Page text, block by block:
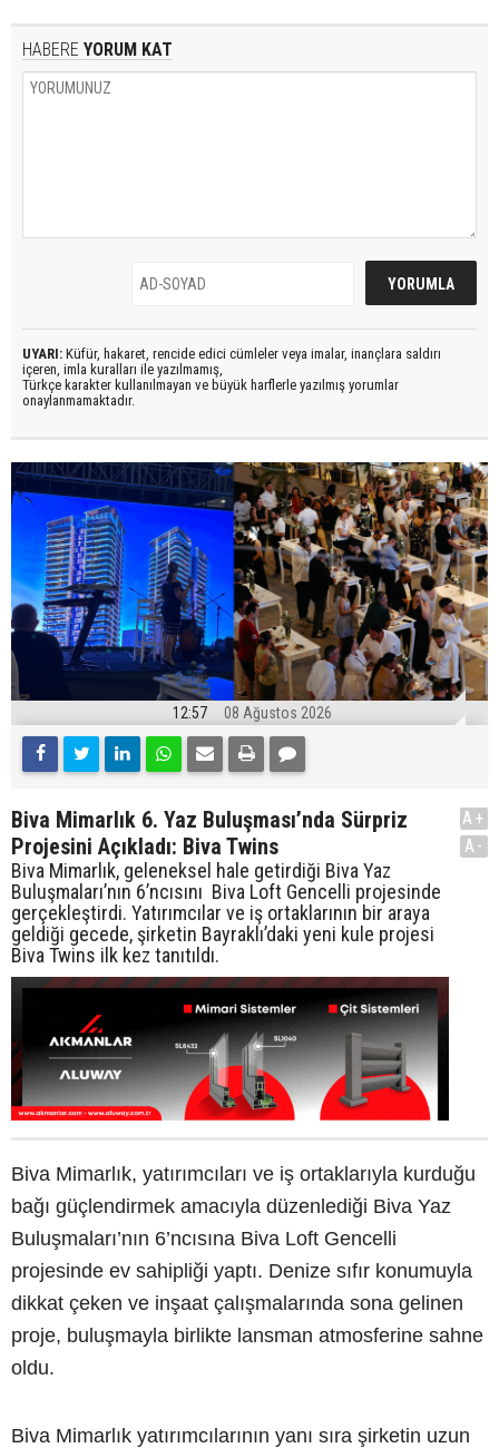
HABERE YORUM KAT
UYARI: Küfür, hakaret, rencide edici cümleler veya imalar, inançlara saldırı
içeren, imla kuralları ile yazılmamış,
Türkçe karakter kullanılmayan ve büyük harflerle yazılmış yorumlar
onaylanmamaktadır.
12:57 08 Ağustos 2026
Biva Mimarlık 6. Yaz Buluşması’nda Sürpriz
Projesini Açıkladı: Biva Twins
Biva Mimarlık, geleneksel hale getirdiği Biva Yaz
Buluşmaları’nın 6’ncısını Biva Loft Gencelli projesinde
gerçekleştirdi. Yatırımcılar ve iş ortaklarının bir araya
geldiği gecede, şirketin Bayraklı’daki yeni kule projesi
Biva Twins ilk kez tanıtıldı.
A+
A-
Biva Mimarlık, yatırımcıları ve iş ortaklarıyla kurduğu
bağı güçlendirmek amacıyla düzenlediği Biva Yaz
Buluşmaları’nın 6’ncısına Biva Loft Gencelli
projesinde ev sahipliği yaptı. Denize sıfır konumuyla
dikkat çeken ve inşaat çalışmalarında sona gelinen
proje, buluşmayla birlikte lansman atmosferine sahne
oldu.
Biva Mimarlık yatırımcılarının yanı sıra şirketin uzun